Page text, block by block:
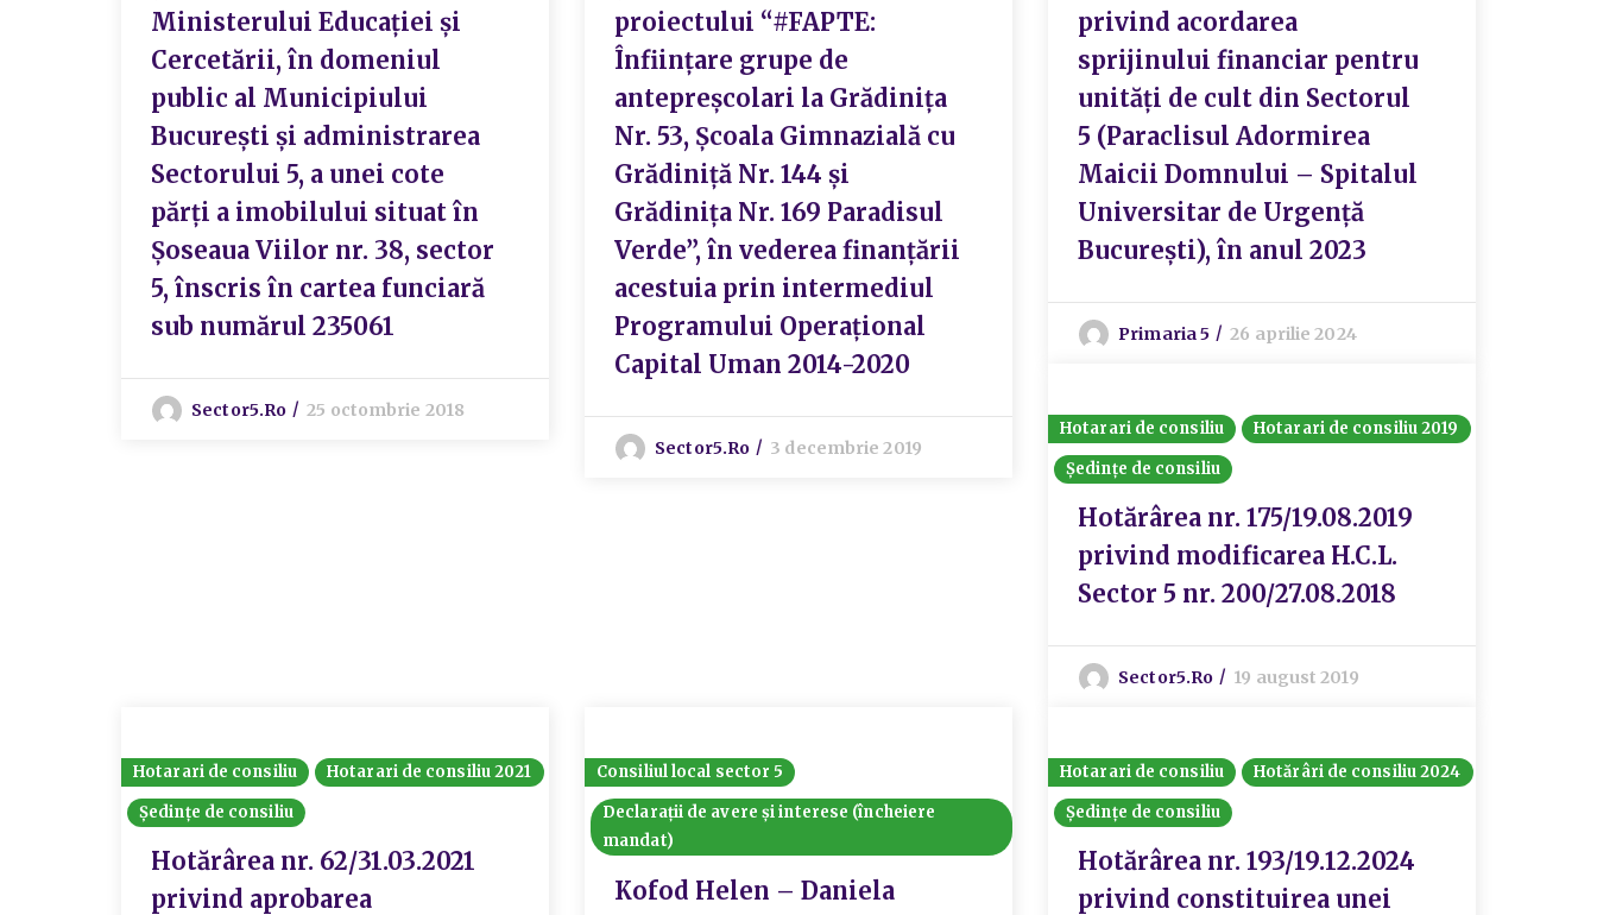
Ministerului Educației și
Cercetării, în domeniul
public al Municipiului
București și administrarea
Sectorului 5, a unei cote
părți a imobilului situat în
Șoseaua Viilor nr. 38, sector
5, înscris în cartea funciară
sub numărul 235061
Sector5.ro 25 octombrie 2018
proiectului “#FAPTE:
Înființare grupe de
antepreșcolari la Grădinița
Nr. 53, Școala Gimnazială cu
Grădiniță Nr. 144 și
Grădinița Nr. 169 Paradisul
Verde”, în vederea finanțării
acestuia prin intermediul
Programului Operațional
Capital Uman 2014-2020
Sector5.ro 3 decembrie 2019
privind acordarea
sprijinului financiar pentru
unități de cult din Sectorul
5 (Paraclisul Adormirea
Maicii Domnului – Spitalul
Universitar de Urgență
București), în anul 2023
Primaria 5 26 aprilie 2024
Hotarari de consiliu
Hotarari de consiliu 2019
Ședințe de consiliu
Hotărârea nr. 175/19.08.2019
privind modificarea H.C.L.
Sector 5 nr. 200/27.08.2018
Sector5.ro 19 august 2019
Hotarari de consiliu
Hotarari de consiliu 2021
Ședințe de consiliu
Hotărârea nr. 62/31.03.2021
privind aprobarea
Consiliul local sector 5
Declarații de avere și interese (încheiere
mandat)
Kofod Helen – Daniela
Hotarari de consiliu
Hotărâri de consiliu 2024
Ședințe de consiliu
Hotărârea nr. 193/19.12.2024
privind constituirea unei